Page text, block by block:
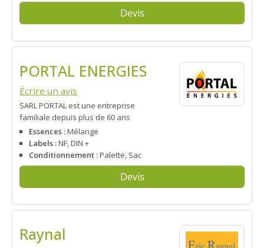
Devis
PORTAL ENERGIES
Écrire un avis
SARL PORTAL est une entreprise
familiale depuis plus de 60 ans
Essences :Mélange
Labels :NF, DIN +
Conditionnement :Palette, Sac
Devis
Raynal